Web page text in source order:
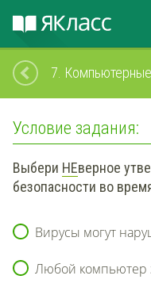
7.
Условие задания:
Выбери НЕверное
безопасности во
Вирусы могут
Любой компьютер